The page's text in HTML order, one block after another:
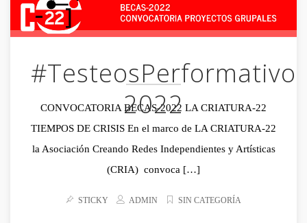
2022
CONVOCATORIA BECAS-2022 LA CRIATURA-22
TIEMPOS DE CRISIS En el marco de LA CRIATURA-22
la Asociación Creando Redes Independientes y Artísticas
(CRIA) convoca […]
STICKY ADMIN SIN CATEGORÍA